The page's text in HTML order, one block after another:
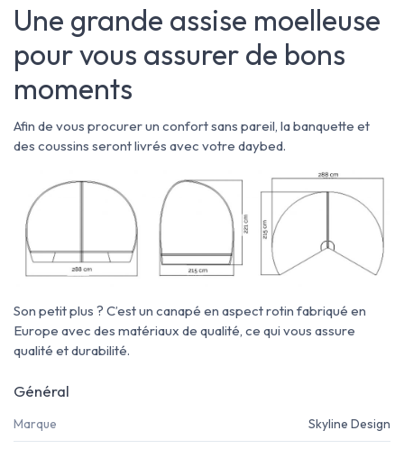
Une grande assise moelleuse
pour vous assurer de bons
moments
Afin de vous procurer un confort sans pareil, la banquette et
des coussins seront livrés avec votre daybed.
Son petit plus ? C’est un canapé en aspect rotin fabriqué en
Europe avec des matériaux de qualité, ce qui vous assure
qualité et durabilité.
Général
Marque Skyline Design